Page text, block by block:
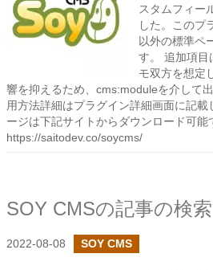
スタムフィー
した。このプ
以外の標準ペ
す。 追加項目
モ双方を想定
響を抑えるため、cms:moduleを介して
用方法詳細はプラグイン詳細画面に記
ージは下記サイトからダウンロード可能
https://saitodev.co/soycms/
2022-08-08 SOY CMS